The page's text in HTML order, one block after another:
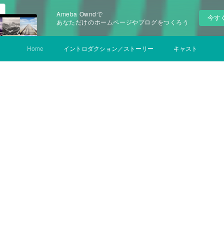
Ameba Owndで
あなただけのホームページやブログをつくろう
今す
Home イントロダクション／ストーリー キャスト